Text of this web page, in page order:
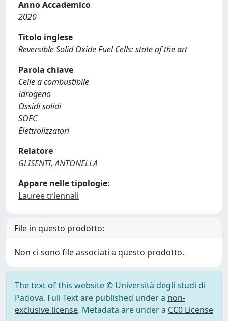
Anno Accademico
2020
Titolo inglese
Reversible Solid Oxide Fuel Cells: state of the art
Parola chiave
Celle a combustibile
Idrogeno
Ossidi solidi
SOFC
Elettrolizzatori
Relatore
GLISENTI, ANTONELLA
Appare nelle tipologie:
Lauree triennali
File in questo prodotto:
Non ci sono file associati a questo prodotto.
The text of this website © Università degli studi di
Padova. Full Text are published under a non-
exclusive license. Metadata are under a CC0 License